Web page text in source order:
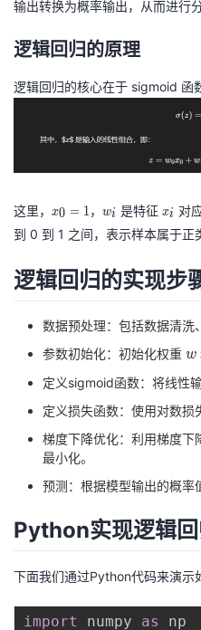
博
客
的
论
我
的
子
我
直
播
的
活
我
的
我
的
发
学
堂
我
的
课
我
的
我
Programs
的
持
我
的
技
我
的
输出转换为概率输出，从而进行分
逻辑回归的原理
逻辑回归的核心在于 sigmoid 函
这里，
_
=
1
x0 = 1，
_
wi 是特征
_
xi 对
到 0 到 1 之间，表示样本属于正
逻辑回归的实现步
数据预处理：包括数据清洗
参数初始化：初始化权重 w
w
定义sigmoid函数：将线性
定义损失函数：使用对数损
梯度下降优化：利用梯度下
最小化。
预测：根据模型输出的概率
Python实现逻辑回
下面我们通过Python代码来演示
import numpy as np